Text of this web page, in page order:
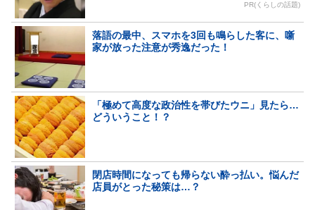
PR(くらしの話題)
落語の最中、スマホを3回も鳴らした客に、噺
家が放った注意が秀逸だった！
「極めて高度な政治性を帯びたウニ」見たら…
どういうこと！？
閉店時間になっても帰らない酔っ払い。悩んだ
店員がとった秘策は…？